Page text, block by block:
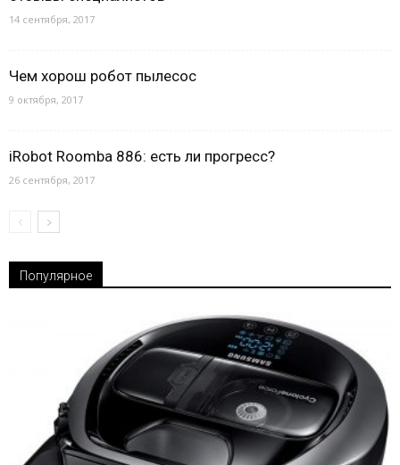
14 сентября, 2017
Чем хорош робот пылесос
9 октября, 2017
iRobot Roomba 886: есть ли прогресс?
26 сентября, 2017
Популярное